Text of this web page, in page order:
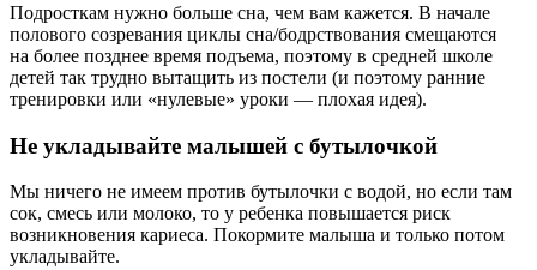
Подросткам нужно больше сна, чем вам кажется. В начале
полового созревания циклы сна/бодрствования смещаются
на более позднее время подъема, поэтому в средней школе
детей так трудно вытащить из постели (и поэтому ранние
тренировки или «нулевые» уроки — плохая идея).
Не укладывайте малышей с бутылочкой
Мы ничего не имеем против бутылочки с водой, но если там
сок, смесь или молоко, то у ребенка повышается риск
возникновения кариеса. Покормите малыша и только потом
укладывайте.